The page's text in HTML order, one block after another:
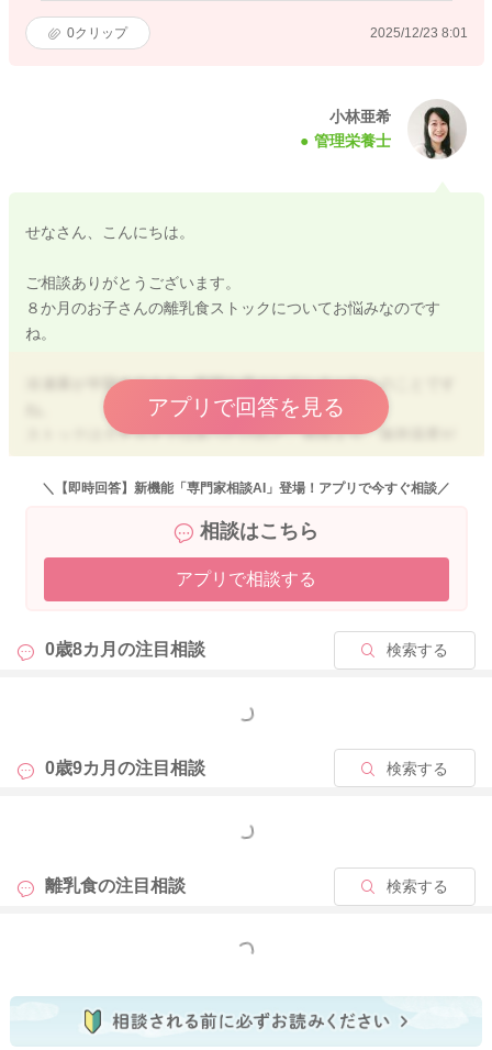
0クリップ 2025/12/23 8:01
小林亜希
管理栄養士
せなさん、こんにちは。
ご相談ありがとうございます。
８か月のお子さんの離乳食ストックについてお悩みなのです
ね。
冷凍庫が半開きのまま、夜間を過ごしてしまったとのことです
ストックはカチカチではあったけれど、普段より、保存温度が
高く、容器の結露が溶けている様子があったとのことですね。
不安要素がある以上、廃棄して、安心を選んでいただくのが最
適であるかと思います。
アプリで回答を見る
＼【即時回答】新機能「専門家相談AI」登場！アプリで今すぐ相談／
相談はこちら
アプリで相談する
0歳8カ月の注目相談 検索する
もっと見る
0歳9カ月の注目相談 検索する
もっと見る
離乳食の注目相談 検索する
もっと見る